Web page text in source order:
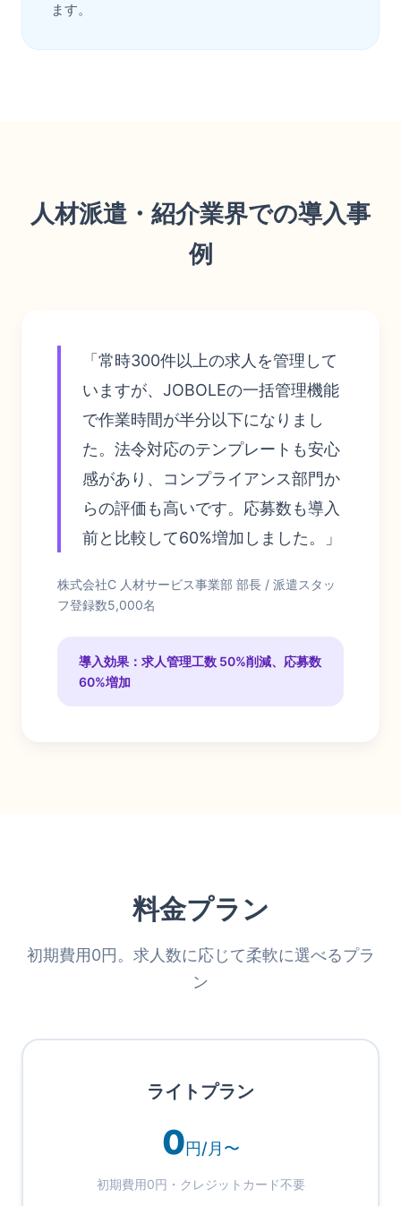
ます。
人材派遣・紹介業界での導入事
例
「常時300件以上の求人を管理して
いますが、JOBOLEの一括管理機能
で作業時間が半分以下になりまし
た。法令対応のテンプレートも安心
感があり、コンプライアンス部門か
らの評価も高いです。応募数も導入
前と比較して60%増加しました。」
株式会社C 人材サービス事業部 部長 / 派遣スタッ
フ登録数5,000名
導入効果：求人管理工数 50%削減、応募数
60%増加
料金プラン
初期費用0円。求人数に応じて柔軟に選べるプラ
ン
ライトプラン
0円/月〜
初期費用0円・クレジットカード不要